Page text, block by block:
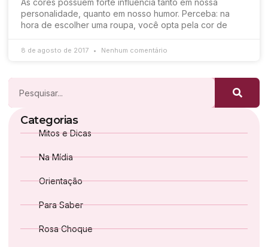
As cores possuem forte influência tanto em nossa
personalidade, quanto em nosso humor. Perceba: na
hora de escolher uma roupa, você opta pela cor de
8 de agosto de 2017 Nenhum comentário
Categorias
Mitos e Dicas
Na Mídia
Orientação
Para Saber
Rosa Choque